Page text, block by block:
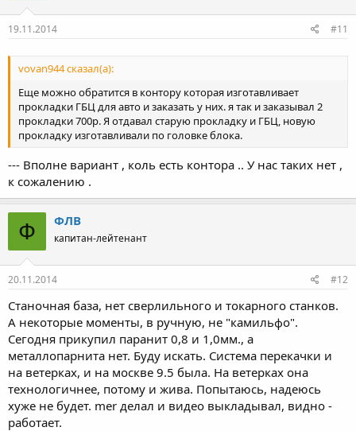
19.11.2014 #11
vovan944 сказал(а):
Еще можно обратится в контору которая изготавливает
прокладки ГБЦ для авто и заказать у них. я так и заказывал 2
прокладки 700р. Я отдавал старую прокладку и ГБЦ, новую
прокладку изготавливали по головке блока.
--- Вполне вариант , коль есть контора .. У нас таких нет ,
к сожалению .
Ф ФЛВ
капитан-лейтенант
20.11.2014 #12
Станочная база, нет сверлильного и токарного станков.
А некоторые моменты, в ручную, не "камильфо".
Сегодня прикупил паранит 0,8 и 1,0мм., а
металлопарнита нет. Буду искать. Система перекачки и
на ветерках, и на москве 9.5 была. На ветерках она
технологичнее, потому и жива. Попытаюсь, надеюсь
хуже не будет. mer делал и видео выкладывал, видно -
работает.